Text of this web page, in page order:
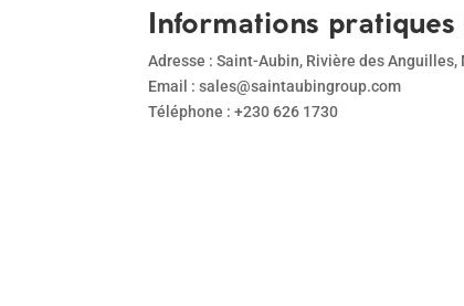
Informations pratiques
Adresse : Saint-Aubin, Rivière des Anguilles,
Email : sales@saintaubingroup.com
Téléphone : +230 626 1730